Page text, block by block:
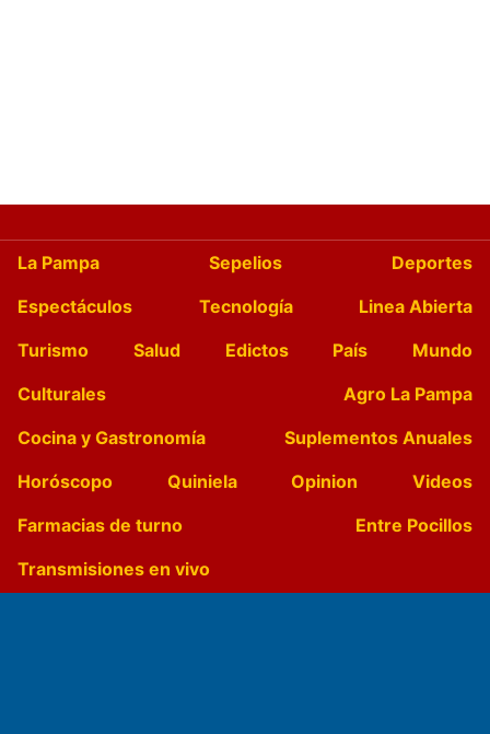
La Pampa Sepelios
Deportes
Espectáculos
Tecnología
Linea Abierta
Turismo
Salud Edictos País
Mundo
Culturales
Agro La Pampa
Cocina y Gastronomía
Suplementos Anuales
Horóscopo
Quiniela Opinion
Videos
Farmacias de turno
Entre Pocillos
Transmisiones en vivo